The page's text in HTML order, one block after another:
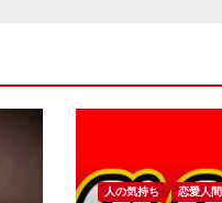
人の気持ち 恋愛人